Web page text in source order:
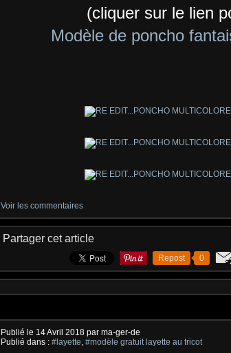
(cliquer sur le lien
Modèle de poncho
Voir les commentaires
Partager cet article
Repost 0
Publié le 14 Avril 2018 par ma-ger-de
Publié dans : #layette, #modèle gratuit layette au tricot